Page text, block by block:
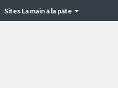
Sites La main à la pâte